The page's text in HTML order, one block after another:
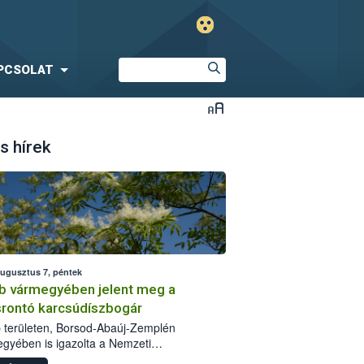
hírek
7, péntek
vármegyében jelent meg a
karcsúdíszbogár
területen, Borsod-Abaúj-Zemplén
is igazolta a Nemzeti
biztonsági Hivatal (Nébih) a